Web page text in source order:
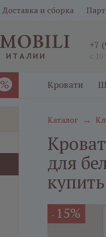
Доставка и сборка
+7
с
% Кровати
Каталог →
для
- 15%